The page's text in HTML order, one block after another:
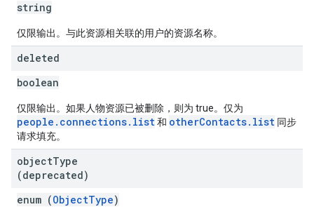
string
仅限输出。与此资源相关联的用户的资源名称。
deleted
boolean
仅限输出。如果人物资源已被删除，则为 true。仅为
people.connections.list和 otherContacts.list 同步
请求填充。
objectType
(deprecated)
enum (ObjectType)